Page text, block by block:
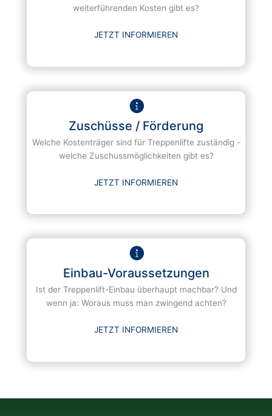
weiterführenden Kosten gibt es?
JETZT INFORMIEREN
Zuschüsse / Förderung
Welche Kostenträger sind für Treppenlifte zuständig -
welche Zuschussmöglichkeiten gibt es?
JETZT INFORMIEREN
Einbau-Voraussetzungen
Ist der Treppenlift-Einbau überhaupt machbar? Und
wenn ja: Woraus muss man zwingend achten?
JETZT INFORMIEREN